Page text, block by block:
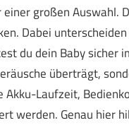
großen Auswahl.
Dabei
du dein Baby sicher
überträgt,
Laufzeit,
werden. Genau hier